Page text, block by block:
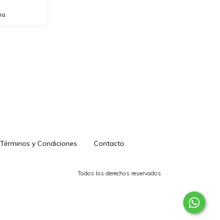
Términos y Condiciones Contacto
Todos los derechos reservados.